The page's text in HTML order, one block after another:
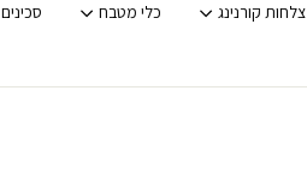
צלחות קורנינג כלי מטבח סכינים